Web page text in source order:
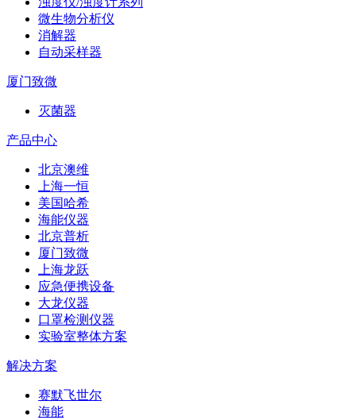
微生物分析仪
消解器
自动采样器
厦门致微
灭菌器
产品中心
北京澳维
上海一恒
美国哈希
海能仪器
北京普析
厦门致微
上海龙跃
应急便携设备
大龙仪器
口罩检测仪器
实验室整体方案
解决方案
赛默飞世尔
海能